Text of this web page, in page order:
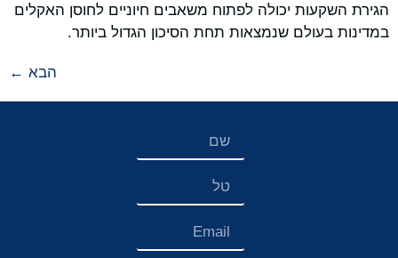
הגירת השקעות יכולה לפתוח משאבים חיוניים לחוסן האקלים
במדינות בעולם שנמצאות תחת הסיכון הגדול ביותר.
הבא ←